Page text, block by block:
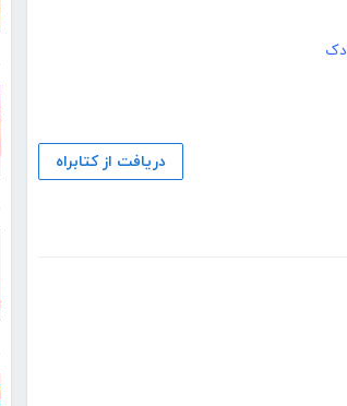
دریافت از کتابراه